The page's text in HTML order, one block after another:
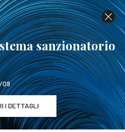
sanzionatorio
09
I DETTAGLI